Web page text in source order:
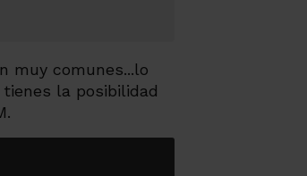
muy comunes...lo
la posibilidad